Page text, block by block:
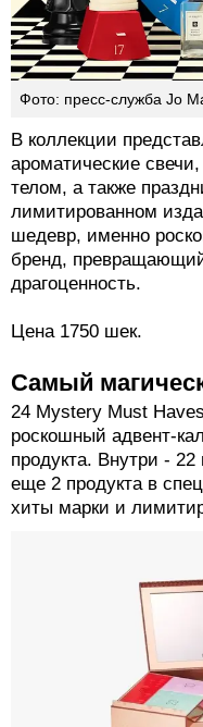
Фото: пресс-служба Jo
В коллекции
ароматические
телом, а также
лимитированном
шедевр, именно
бренд,
драгоценность.
Цена 1750 шек.
Самый
24 Mystery Must
роскошный адвент-
продукта. Внутри -
еще 2 продукта в
хиты марки и